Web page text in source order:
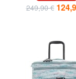
249,90 €